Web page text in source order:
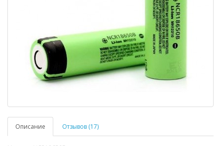
Описание Отзывов (17)